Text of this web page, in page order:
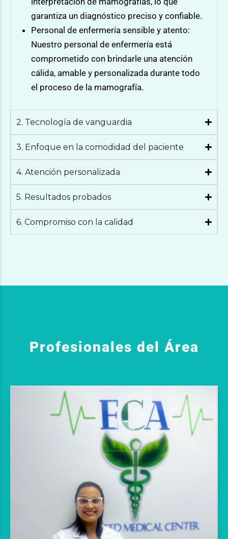
garantiza un diagnóstico preciso y confiable.
Personal de enfermería sensible y atento:
Nuestro personal de enfermería está
comprometido con brindarle una atención
cálida, amable y personalizada durante todo
el proceso de la mamografía.
2. Tecnología de vanguardia
3. Enfoque en la comodidad del paciente
4. Atención personalizada
5. Resultados probados
6. Compromiso con la calidad
Profesionales del Área